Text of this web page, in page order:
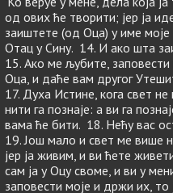
од ових ће творити; јер ја
заиштете (од Оца) у име
Отац у Сину. 14. И ако шта
15. Ако ме љубите,
Оца, и даће вам другог
17. Духа Истине, кога свет
нити га познаје: а ви га
вама ће бити. 18. Нећу вас
19. Још мало и свет ме више
јер ја живим, и ви ћете
сам ја у Оцу своме, и ви у
заповести моје и држи их, то